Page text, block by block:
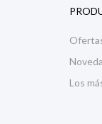
Los